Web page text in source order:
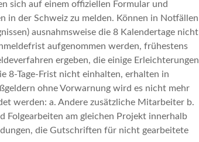
sich auf einem offiziellen Formular und
in der Schweiz zu melden. Können in Notfällen
ausnahmsweise die 8 Kalendertage nicht
aufgenommen werden, frühestens
ergeben, die einige Erleichterungen
8-Tage-Frist nicht einhalten, erhalten in
ohne Vorwarnung wird es nicht mehr
werden: a. Andere zusätzliche Mitarbeiter b.
Folgearbeiten am gleichen Projekt innerhalb
die Gutschriften für nicht gearbeitete